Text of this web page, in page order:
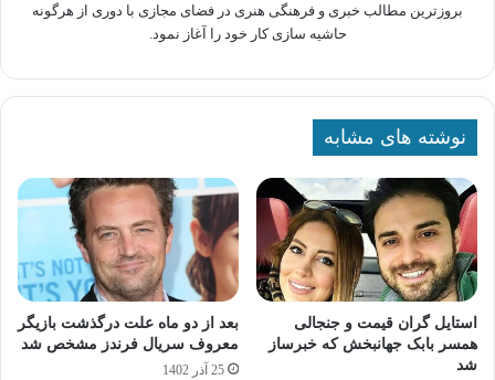
بروزترین مطالب خبری و فرهنگی هنری در فضای مجازی با دوری از هرگونه
حاشیه سازی کار خود را آغاز نمود.
نوشته های مشابه
استایل گران قیمت و جنجالی
همسر بابک جهانبخش که خبرساز
شد
بعد از دو ماه علت درگذشت بازیگر
معروف سریال فرندز مشخص شد
25 آذر 1402